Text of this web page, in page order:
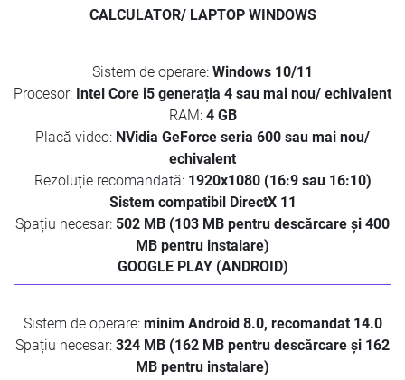
CALCULATOR/ LAPTOP WINDOWS
Sistem de operare: Windows 10/11
Procesor: Intel Core i5 generația 4 sau mai nou/ echivalent
RAM: 4 GB
Placă video: NVidia GeForce seria 600 sau mai nou/
echivalent
Rezoluție recomandată: 1920x1080 (16:9 sau 16:10)
Sistem compatibil DirectX 11
Spațiu necesar: 502 MB (103 MB pentru descărcare și 400
MB pentru instalare)
GOOGLE PLAY (ANDROID)
Sistem de operare: minim Android 8.0, recomandat 14.0
Spațiu necesar: 324 MB (162 MB pentru descărcare și 162
MB pentru instalare)